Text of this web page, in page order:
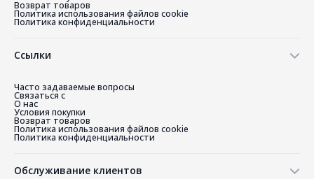
Политика использования файлов cookie
Политика конфиденциальности
Связаться с
О нас
Условия покупки
Возврат товаров
Политика использования файлов cookie
Политика конфиденциальности